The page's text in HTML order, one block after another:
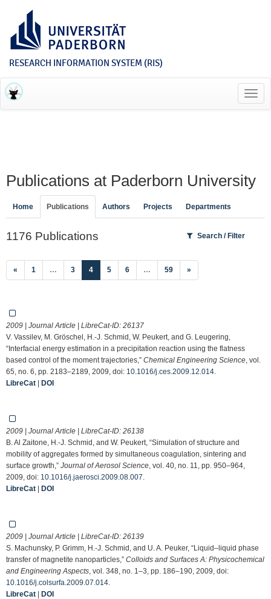
RESEARCH INFORMATION SYSTEM (RIS)
Publications at Paderborn University
Home Publications Authors Projects Departments
1176 Publications Search / Filter
« 1 … 3 4(current)
5 6 … 59 »
2009 | Journal Article | LibreCat-ID: 26137
V. Vassilev, M. Gröschel, H.-J. Schmid, W. Peukert, and G. Leugering,
“Interfacial energy estimation in a precipitation reaction using the flatness
based control of the moment trajectories,” Chemical Engineering Science , vol.
65, no. 6, pp. 2183–2189, 2009, doi: 10.1016/j.ces.2009.12.014
LibreCat | DOI
2009 | Journal Article | LibreCat-ID: 26138
B. Al Zaitone, H.-J. Schmid, and W. Peukert, “Simulation of structure and
mobility of aggregates formed by simultaneous coagulation, sintering and
surface growth,” Journal of Aerosol Science , vol. 40, no. 11, pp. 950–964,
2009, doi: 10.1016/j.jaerosci.2009.08.007
LibreCat | DOI
2009 | Journal Article | LibreCat-ID: 26139
S. Machunsky, P. Grimm, H.-J. Schmid, and U. A. Peuker, “Liquid–liquid phase
transfer of magnetite nanoparticles,” Colloids and Surfaces A: Physicochemical
and Engineering Aspects , vol. 348, no. 1–3, pp. 186–190, 2009, doi:
10.1016/j.colsurfa.2009.07.014
LibreCat | DOI